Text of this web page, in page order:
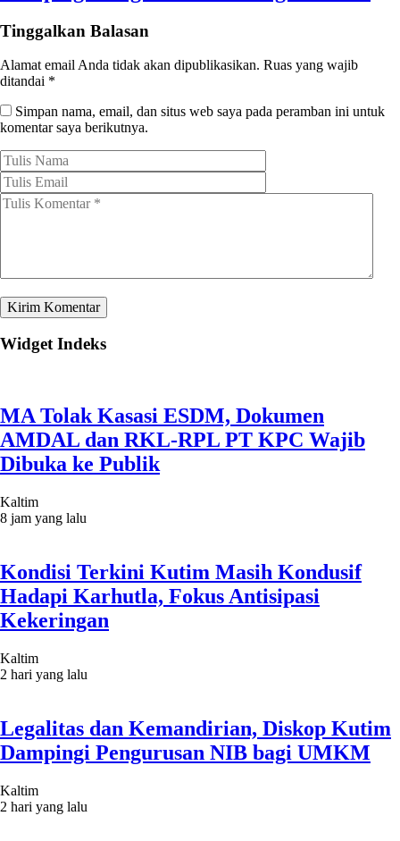
Tinggalkan Balasan
Alamat email Anda tidak akan dipublikasikan. Ruas yang wajib
ditandai *
Simpan nama, email, dan situs web saya pada peramban ini untuk
komentar saya berikutnya.
Widget Indeks
MA Tolak Kasasi ESDM, Dokumen
AMDAL dan RKL-RPL PT KPC Wajib
Dibuka ke Publik
Kaltim
8 jam yang lalu
Kondisi Terkini Kutim Masih Kondusif
Hadapi Karhutla, Fokus Antisipasi
Kekeringan
Kaltim
2 hari yang lalu
Legalitas dan Kemandirian, Diskop Kutim
Dampingi Pengurusan NIB bagi UMKM
Kaltim
2 hari yang lalu